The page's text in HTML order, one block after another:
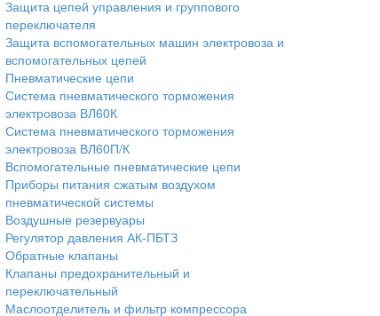
Защита цепей управления и группового
переключателя
Защита вспомогательных машин электровоза и
вспомогательных цепей
Пневматические цепи
Система пневматического торможения
электровоза ВЛ60К
Система пневматического торможения
электровоза ВЛ60П/К
Вспомогательные пневматические цепи
Приборы питания сжатым воздухом
пневматической системы
Воздушные резервуары
Регулятор давления АК-ПБТЗ
Обратные клапаны
Клапаны предохранительный и
переключательный
Маслоотделитель и фильтр компрессора